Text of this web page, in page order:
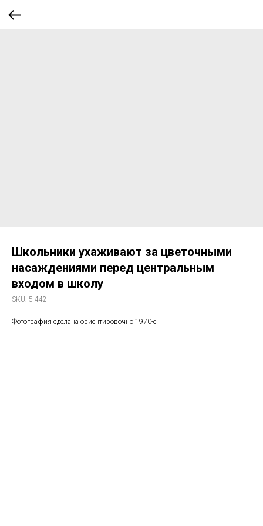
Школьники ухаживают за цветочными
насаждениями перед центральным
входом в школу
SKU: 5-442
Фотография сделана ориентировочно 1970-е